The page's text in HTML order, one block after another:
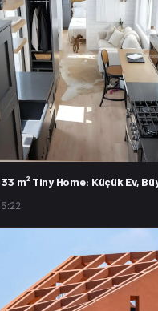
m² Tiny Home: Küçük Ev,